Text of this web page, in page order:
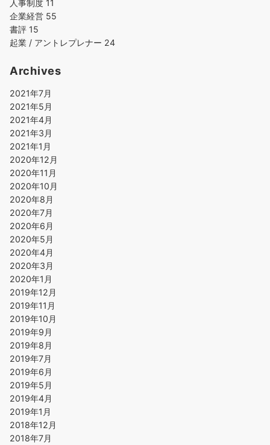
人事制度 11
企業経営 55
書評 15
起業 / アントレプレナー 24
Archives
2021年7月
2021年5月
2021年4月
2021年3月
2021年1月
2020年12月
2020年11月
2020年10月
2020年8月
2020年7月
2020年6月
2020年5月
2020年4月
2020年3月
2020年1月
2019年12月
2019年11月
2019年10月
2019年9月
2019年8月
2019年7月
2019年6月
2019年5月
2019年4月
2019年1月
2018年12月
2018年7月